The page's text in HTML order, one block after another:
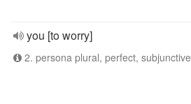
you [to worry]
2. persona plural, perfect, subjunctive